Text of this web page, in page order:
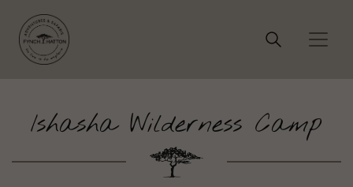
Ishasha Wilderness Camp